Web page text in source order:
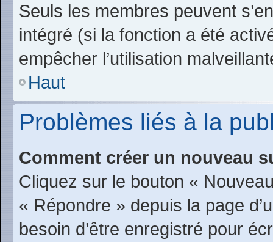
Seuls les membres peuvent
intégré (si la fonction a été
empêcher l’utilisation
Haut
Problèmes liés à la
Comment créer un nouveau
Cliquez sur le bouton «
« Répondre » depuis la page
besoin d’être enregistré pour